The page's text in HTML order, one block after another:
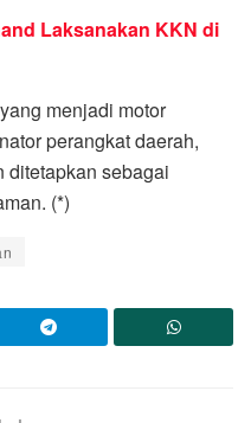
Laksanakan KKN di
menjadi motor
perangkat daerah,
ditetapkan sebagai
(*)